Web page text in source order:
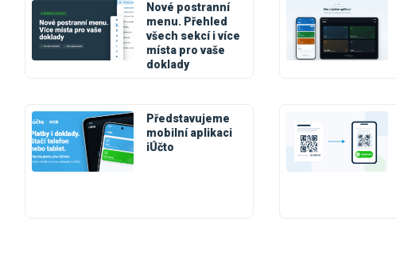
Nové postranní
menu. Přehled
všech sekcí i více
místa pro vaše
doklady
Představujeme
mobilní aplikaci
iÚčto